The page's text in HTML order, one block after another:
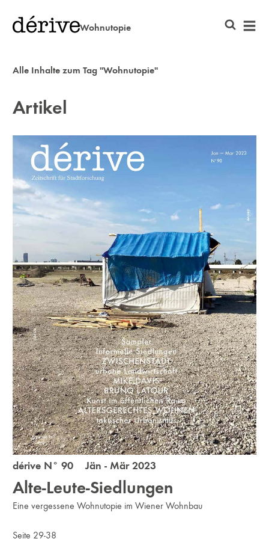
Wohnutopie
Alle Inhalte zum Tag "Wohnutopie"
Artikel
dérive N° 90 Jän - Mär 2023
Alte-Leute-Siedlungen
Eine vergessene Wohnutopie im Wiener Wohnbau
Seite 29-38